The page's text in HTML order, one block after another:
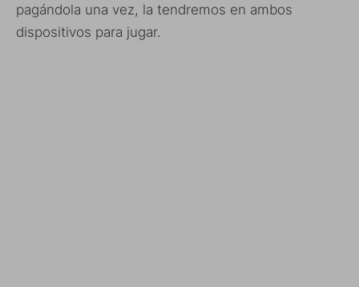
pagándola una vez, la tendremos en ambos
dispositivos para jugar.